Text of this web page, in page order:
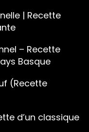
| Recette
– Recette
Basque
(Recette
d’un classique